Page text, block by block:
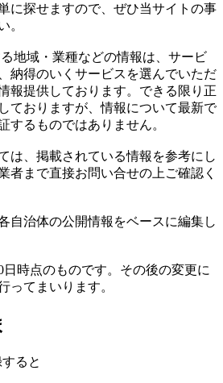
に探せますので、ぜひ当サイトの事
。
地域・業種などの情報は、サービ
納得のいくサービスを選んでいただ
報提供しております。できる限り正
ておりますが、情報について最新で
するものではありません。
は、掲載されている情報を参考にし
者まで直接お問い合せの上ご確認く
自治体の公開情報をベースに編集し
日時点のものです。その後の変更に
ってまいります。
ると